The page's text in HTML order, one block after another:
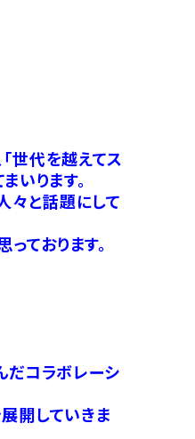
世代を越えてス
いります。
々と話題にして
ております。
だコラボレーシ
開していきま